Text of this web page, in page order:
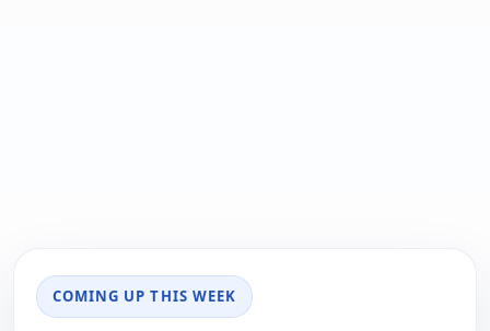
COMING UP THIS WEEK